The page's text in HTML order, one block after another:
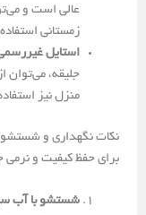
عالی است و
زمستانی
استایل
جلیقه،
منزل نیز
نکات نگهداری و
برای حفظ کیفیت و نرمی
شستشو با آب